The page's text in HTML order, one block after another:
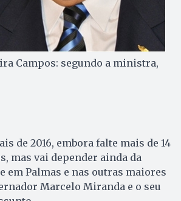
Campos: segundo a ministra,
de 2016, embora falte mais de 14
mas vai depender ainda da
Palmas e nas outras maiores
Marcelo Mi­randa e o seu